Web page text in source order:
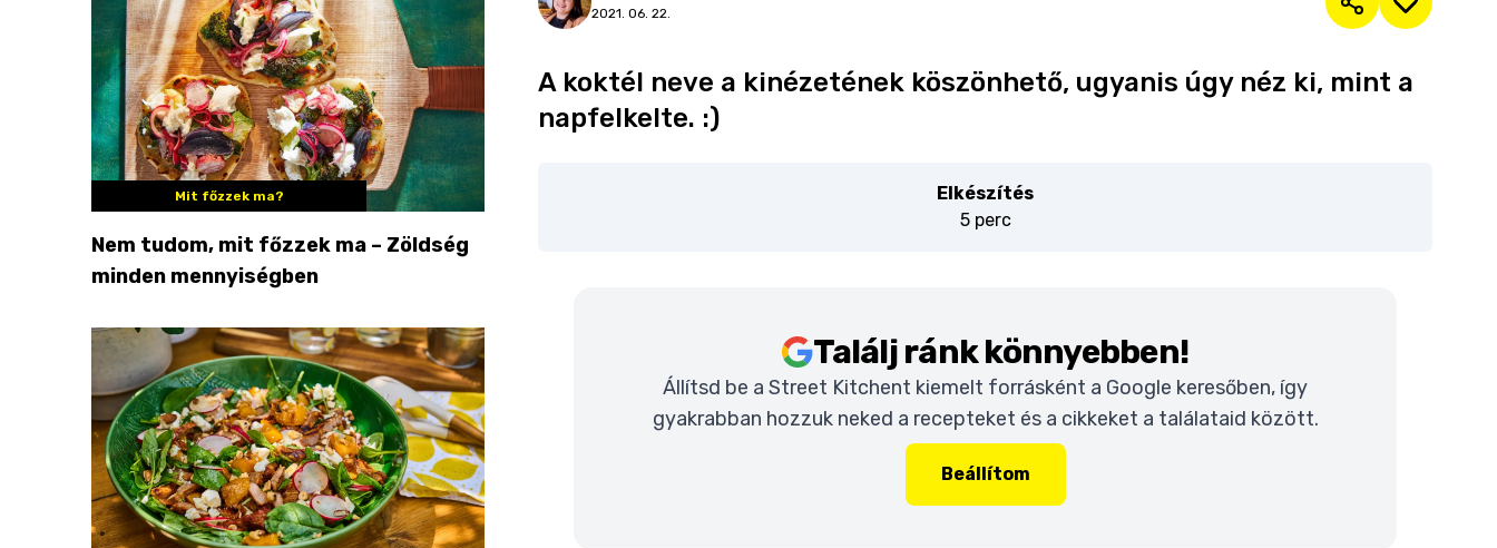
Mit főzzek ma?
Nem tudom, mit főzzek ma – Zöldség
minden mennyiségben
2021. 06. 22.
A koktél neve a kinézetének köszönhető, ugyanis úgy néz ki, mint a
napfelkelte. :)
Elkészítés
5 perc
Találj ránk könnyebben!
Állítsd be a Street Kitchent kiemelt forrásként a Google keresőben, így
gyakrabban hozzuk neked a recepteket és a cikkeket a találataid között.
Beállítom